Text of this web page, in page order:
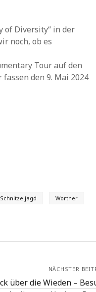
of Diversity“ in der
noch, ob es
Tour auf den
den 9. Mai 2024
Schnitzeljagd
Wortner
NÄCHSTER
über die Wieden –